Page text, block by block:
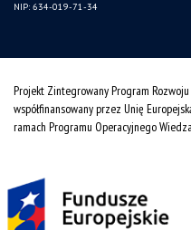
NIP: 634-019-71-34
Projekt Zintegrowany Program
współfinansowany przez Unię
ramach Programu Operacyjnego